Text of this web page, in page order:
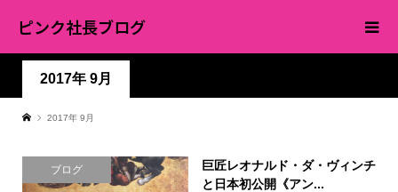
ピンク社長ブログ
2017年 9月
2017年 9月
ブログ
巨匠レオナルド・ダ・ヴィンチ
と日本初公開《アン...